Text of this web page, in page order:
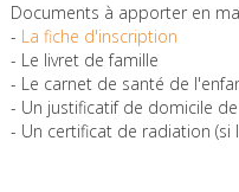
Documents à apporter en
- La fiche d'inscription
- Le livret de famille
- Le carnet de santé de
- Un justificatif de domicile
- Un certificat de radiation (si